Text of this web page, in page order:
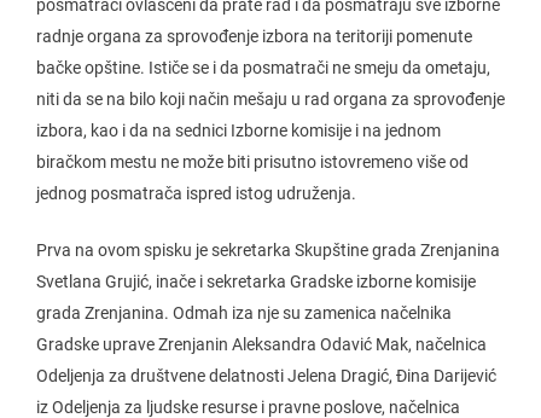
posmatrači ovlašćeni da prate rad i da posmatraju sve izborne
radnje organa za sprovođenje izbora na teritoriji pomenute
bačke opštine. Ističe se i da posmatrači ne smeju da ometaju,
niti da se na bilo koji način mešaju u rad organa za sprovođenje
izbora, kao i da na sednici Izborne komisije i na jednom
biračkom mestu ne može biti prisutno istovremeno više od
jednog posmatrača ispred istog udruženja.
Prva na ovom spisku je sekretarka Skupštine grada Zrenjanina
Svetlana Grujić, inače i sekretarka Gradske izborne komisije
grada Zrenjanina. Odmah iza nje su zamenica načelnika
Gradske uprave Zrenjanin Aleksandra Odavić Mak, načelnica
Odeljenja za društvene delatnosti Jelena Dragić, Đina Darijević
iz Odeljenja za ljudske resurse i pravne poslove, načelnica